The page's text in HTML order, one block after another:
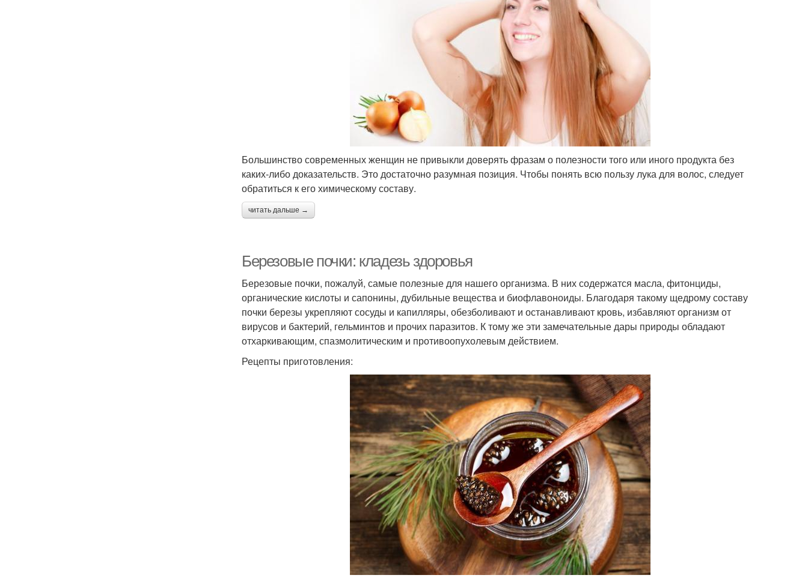
Большинство современных женщин не привыкли доверять фразам о полезности того или иного продукта без
каких-либо доказательств. Это достаточно разумная позиция. Чтобы понять всю пользу лука для волос, следует
обратиться к его химическому составу.
читать дальше →
Березовые почки: кладезь здоровья
Березовые почки, пожалуй, самые полезные для нашего организма. В них содержатся масла, фитонциды,
органические кислоты и сапонины, дубильные вещества и биофлавоноиды. Благодаря такому щедрому составу
почки березы укрепляют сосуды и капилляры, обезболивают и останавливают кровь, избавляют организм от
вирусов и бактерий, гельминтов и прочих паразитов. К тому же эти замечательные дары природы обладают
отхаркивающим, спазмолитическим и противоопухолевым действием.
Рецепты приготовления: